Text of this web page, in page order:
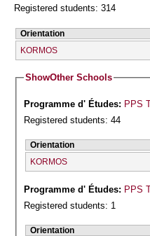
Registered students: 314
Orientation
KORMOS
ShowOther Schools
Programme d' Études: PPS
Registered students: 44
Orientation
KORMOS
Programme d' Études: PPS
Registered students: 1
Orientation